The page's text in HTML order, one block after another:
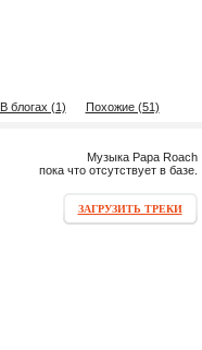
В блогах (1) Похожие (51)
Музыка Papa Roach
пока что отсутствует в базе.
ЗАГРУЗИТЬ ТРЕКИ